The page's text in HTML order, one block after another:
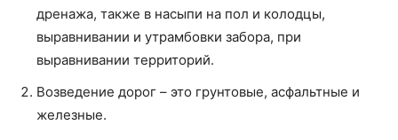
дренажа, также в насыпи на пол и колодцы,
выравнивании и утрамбовки забора, при
выравнивании территорий.
Возведение дорог – это грунтовые, асфальтные и
железные.